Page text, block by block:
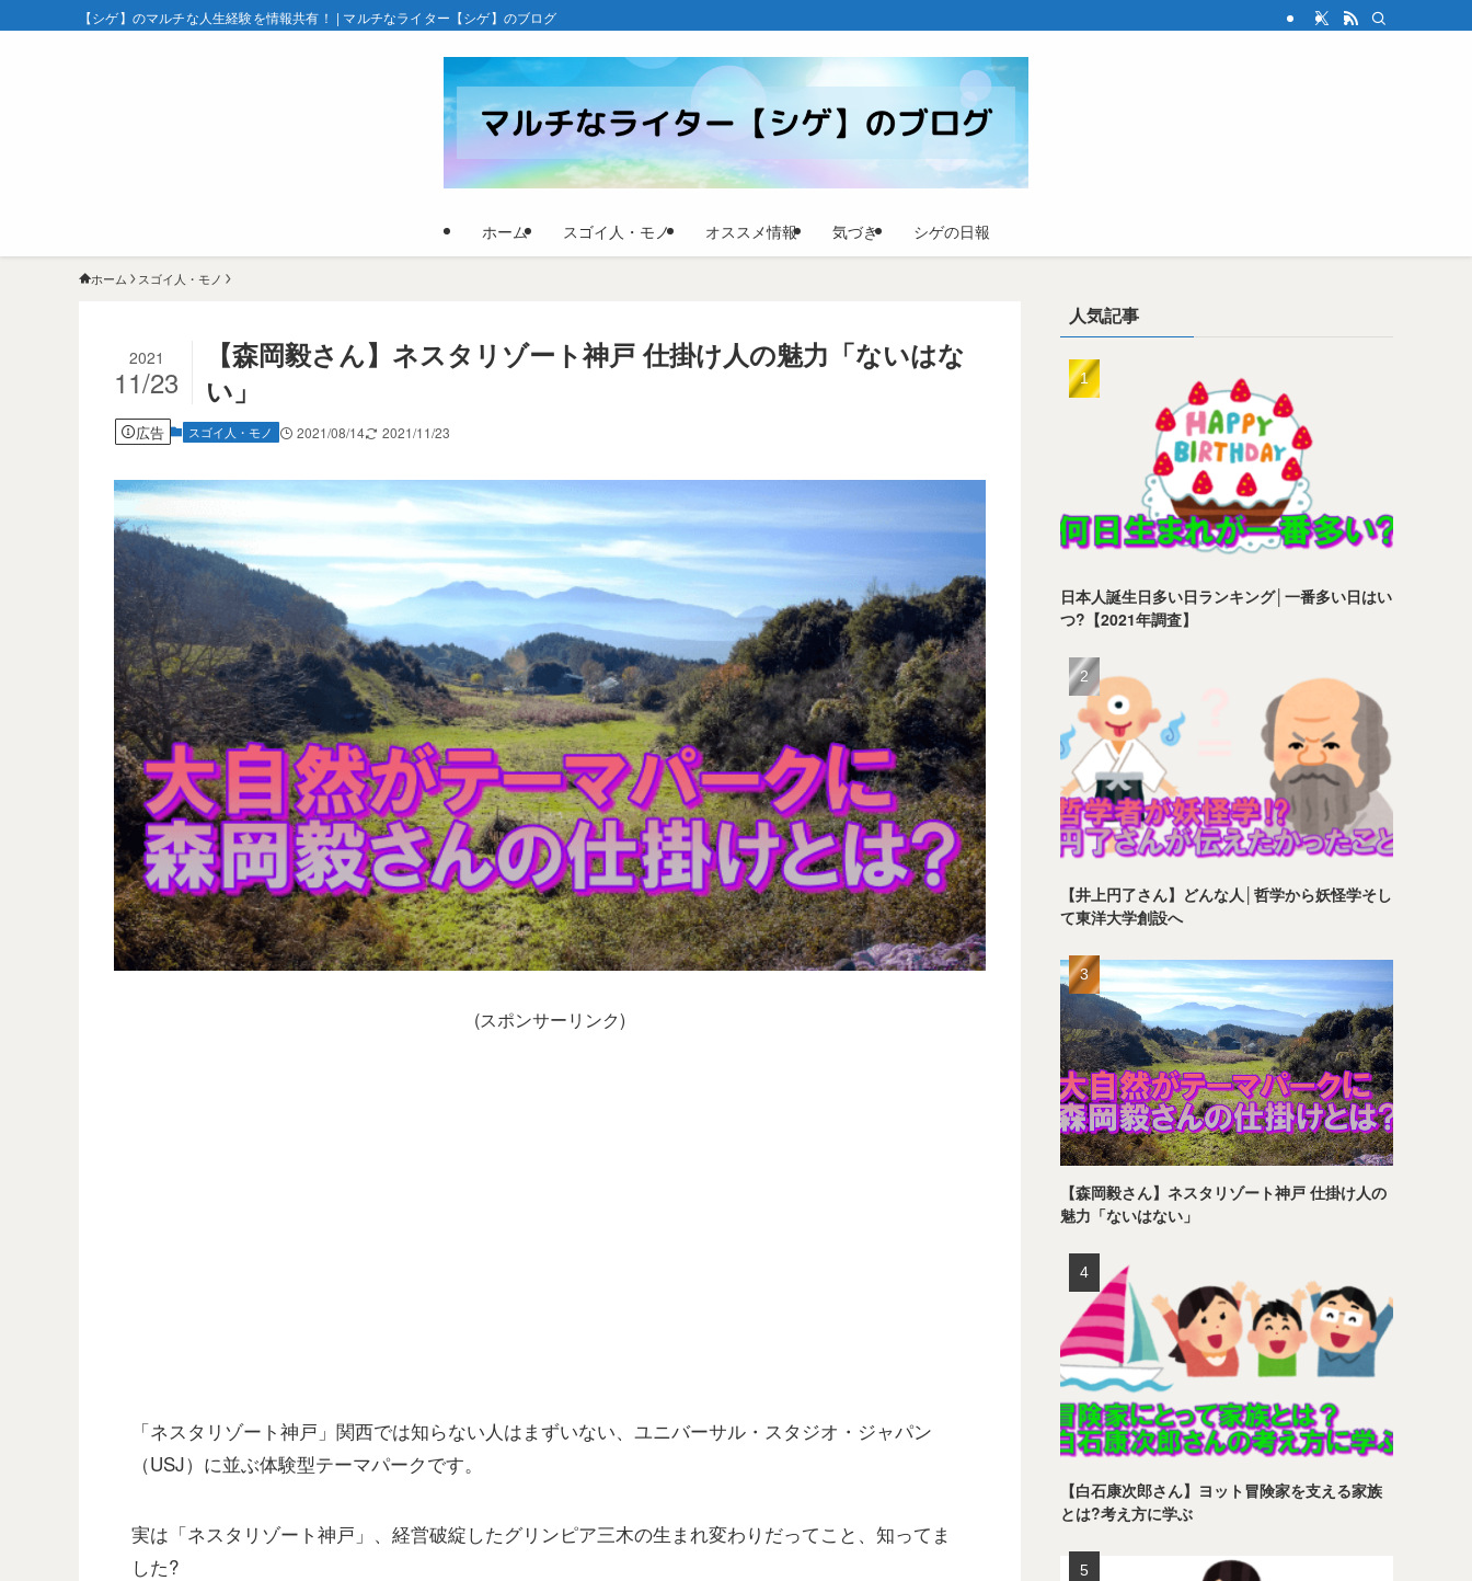
【シゲ】のマルチな人生経験を情報共有！ | マルチなライター【シゲ】のブログ
ホーム スゴイ人・モノ オススメ情報 気づき シゲの日報
ホーム スゴイ人・モノ
【森岡毅さん】ネスタリゾート神戸 仕掛け人の魅力「ないはな
い」
2021
11/23
広告 スゴイ人・モノ 2021/08/14 2021/11/23
(スポンサーリンク)
「ネスタリゾート神戸」関西では知らない人はまずいない、ユニバーサル・スタジオ・ジャパン
（USJ）に並ぶ体験型テーマパークです。
実は「ネスタリゾート神戸」、経営破綻したグリンピア三木の生まれ変わりだってこと、知ってま
した?
人気記事
日本人誕生日多い日ランキング│一番多い日はい
つ?【2021年調査】
【井上円了さん】どんな人│哲学から妖怪学そし
て東洋大学創設へ
【森岡毅さん】ネスタリゾート神戸 仕掛け人の
魅力「ないはない」
【白石康次郎さん】ヨット冒険家を支える家族
とは?考え方に学ぶ